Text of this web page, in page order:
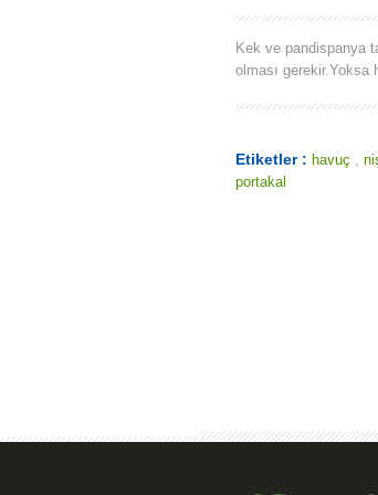
Kek ve pandispanya
olması gerekir.Yoksa
Etiketler : havuç ,
portakal